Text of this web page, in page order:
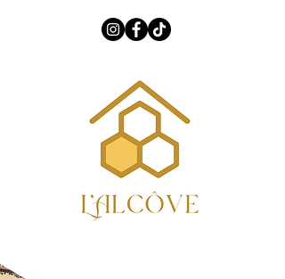
Gîte avec vue imprenable en champagne près de reims, grand
jardin, kid friendly, poêle à bois, sauna, salle de loisirs,